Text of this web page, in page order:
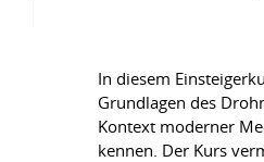
In diesem
Grundlagen des
Kontext moderner
kennen. Der Kurs